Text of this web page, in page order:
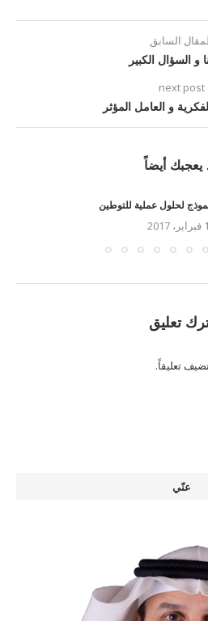
السابق
و السؤال الكبير
next post
و العامل المؤثر
يعجبك أيضاً
لحلول عملية للتوطين
تعليق
تعليقاً.
عنّي